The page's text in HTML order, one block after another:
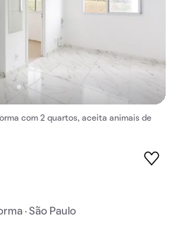
com 2 quartos, aceita animais de
· São Paulo